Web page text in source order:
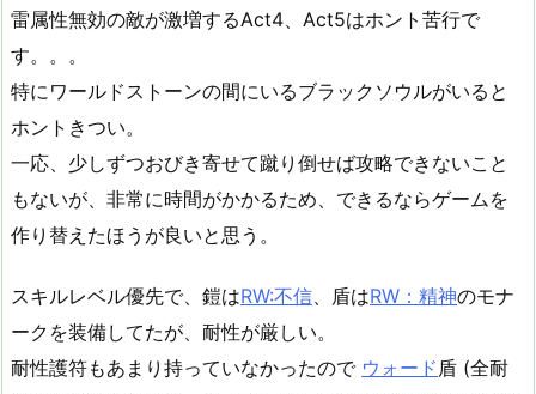
雷属性無効の敵が激増するAct4、Act5はホント苦行で
す。。。
特にワールドストーンの間にいるブラックソウルがいると
ホントきつい。
一応、少しずつおびき寄せて蹴り倒せば攻略できないこと
もないが、非常に時間がかかるため、できるならゲームを
作り替えたほうが良いと思う。
スキルレベル優先で、鎧はRW:不信 、盾はRW：精神のモナ
ークを装備してたが、耐性が厳しい。
耐性護符もあまり持っていなかったので ウォード 盾 (全耐